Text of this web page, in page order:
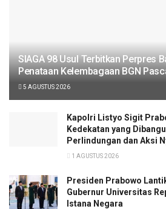
SIAGA 98 Usul Terbitkan Perpres
Penataan Kelembagaan BGN
5 AGUSTUS 2026
Kapolri Listyo Sigit
Kedekatan yang
Perlindungan dan Aksi
1 AGUSTUS 2026
Presiden Prabowo
Gubernur Universitas
Istana Negara